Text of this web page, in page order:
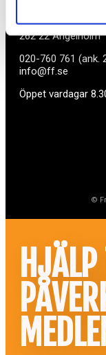
Vaktgatan 17bv
262 22 Ängelholm
020-760 761 (ank.
info@ff.se
Öppet vardagar
©